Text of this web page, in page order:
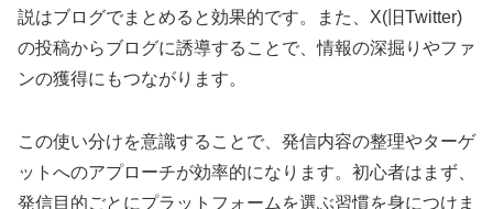
説はブログでまとめると効果的です。また、X(旧Twitter)
の投稿からブログに誘導することで、情報の深掘りやファ
ンの獲得にもつながります。
この使い分けを意識することで、発信内容の整理やターゲ
ットへのアプローチが効率的になります。初心者はまず、
発信目的ごとにプラットフォームを選ぶ習慣を身につけま